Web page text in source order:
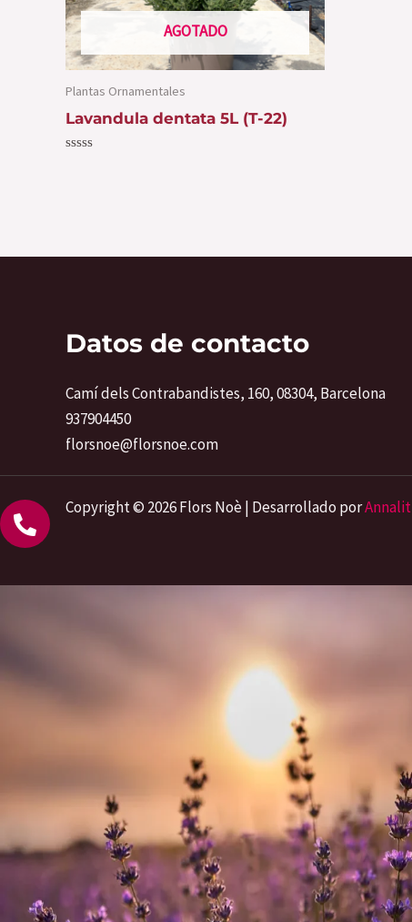
AGOTADO
Plantas Ornamentales
Lavandula dentata 5L (T-22)
Datos de contacto
Camí dels Contrabandistes, 160, 08304, Barcelona
937904450
florsnoe@florsnoe.com
Copyright © 2026 Flors Noè | Desarrollado porAnnalit